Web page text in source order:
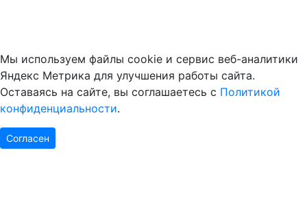
Мы используем файлы cookie и сервис веб-аналитики
Яндекс Метрика для улучшения работы сайта.
Оставаясь на сайте, вы соглашаетесь с Политикой
конфиденциальности.
Согласен